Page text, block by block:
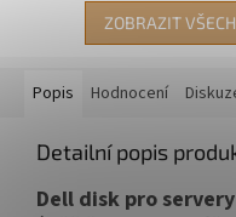
ZOBRAZIT
Popis Hodnocení
Detailní popis
Dell disk pro servery